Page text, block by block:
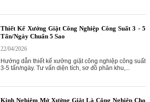
Thiết Kế Xưởng Giặt Công Nghiệp Công Suất 3 - 5
Tấn/Ngày Chuẩn 5 Sao
22/04/2026
Hướng dẫn thiết kế xưởng giặt công nghiệp công suất
3-5 tấn/ngày. Tư vấn diện tích, sơ đồ phân khu,...
Kinh Nghiệm Mở Xưởng Giặt Là Công Nghiệp Cho